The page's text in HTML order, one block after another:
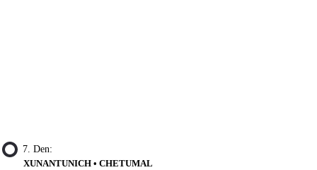
7. Den:
XUNANTUNICH • CHETUMAL